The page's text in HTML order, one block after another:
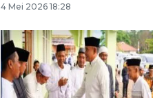
4 Mei 2026 18:28
2026-